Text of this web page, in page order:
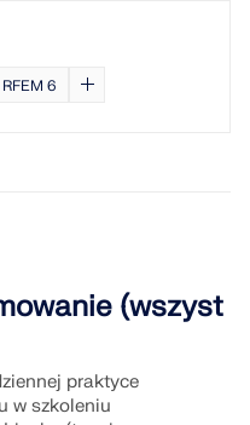
6
(wszyst
praktyce
w szkoleniu